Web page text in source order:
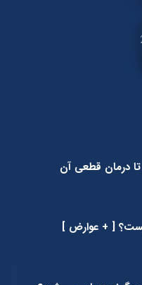
تا درمان قطعی آن
[ + عوارض ]